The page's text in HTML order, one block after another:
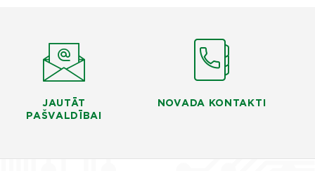
JAUTĀT
PAŠVALDĪBAI
NOVADA KONTAKTI